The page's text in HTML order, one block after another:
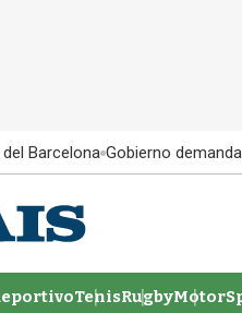
Barcelona Gobierno
TenisRugby